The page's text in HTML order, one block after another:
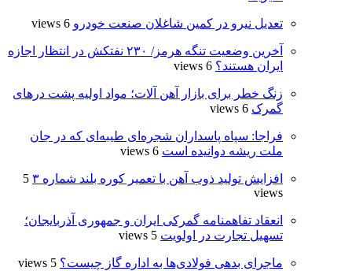
تعدیل نیرو در کمین شاغلان صنعت خودرو 6 views
آخرین وضعیت تنگه هرمز/ ۲۳۰ نفتکش در انتظار اجازه
ایران هستند؟ 6 views
زنگ خطر برای بازار آهن آلات؛ مواد اولیه پشت درهای
گمرک 6 views
فراجا: سپاه پاسداران شجره‌ای طیبه‌ای که در جان
ملت ریشه دوانیده است 6 views
افزایش تولید ذوب آهن با تعمیر کوره بلند شماره ۳
5
views
انعقاد تفاهمنامه گمرکی ایران و جمهوری آذربایجان؛
تسهیل تجارت در اولویت 5 views
ماجرای بدهی فولادی‌ها به اداره گاز چیست؟ 5 views